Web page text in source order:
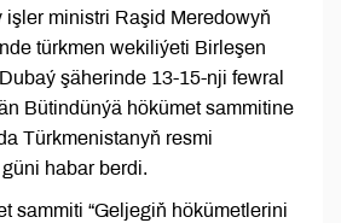
işler ministri Raşid Meredowyň
türkmen wekiliýeti Birleşen
şäherinde 13-15-nji fewral
Bütindünýä hökümet sammitine
Türkmenistanyň resmi
habar berdi.
sammiti “Geljegiň hökümetlerini